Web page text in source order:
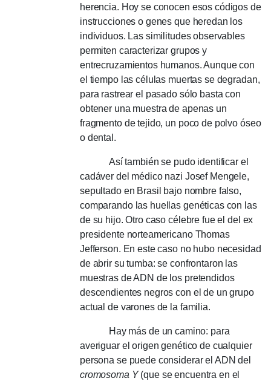
herencia. Hoy se conocen esos códigos de
instrucciones o genes que heredan los
individuos. Las similitudes observables
permiten caracterizar grupos y
entrecruzamientos humanos.Aunque con
el tiempo las células muertas se degradan,
para rastrear el pasado sólo basta con
obtener una muestra de apenas un
fragmento de tejido, un poco de polvo óseo
o dental.
Así también se pudo identificar el
cadáver del médico nazi Josef Mengele,
sepultado en Brasil bajo nombre falso,
comparando las huellas genéticas con las
de su hijo.Otro caso célebre fue el del ex
presidente norteamericano Thomas
Jefferson. En este caso no hubo necesidad
de abrir su tumba: se confrontaron las
muestras de ADN de los pretendidos
descendientes negros con el de un grupo
actual de varones de la familia.
Hay más de un camino: para
averiguar el origen genético de cualquier
persona se puede considerar el ADN del
cromosoma Y(que se encuentra en el